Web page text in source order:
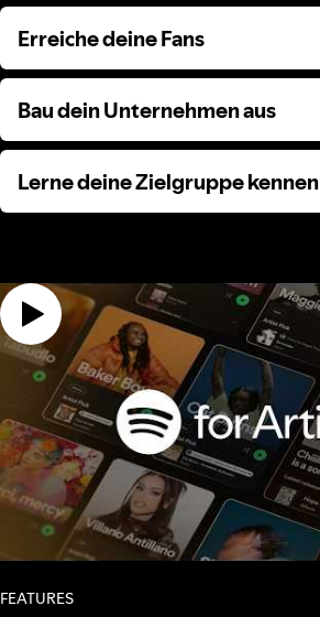
Erreiche deine Fans
Erreiche deine Fans
Bau dein Unternehmen aus
Bau dein Unternehmen aus
Lerne deine Zielgruppe kennen
Lerne deine Zielgruppe kennen
FEATURES